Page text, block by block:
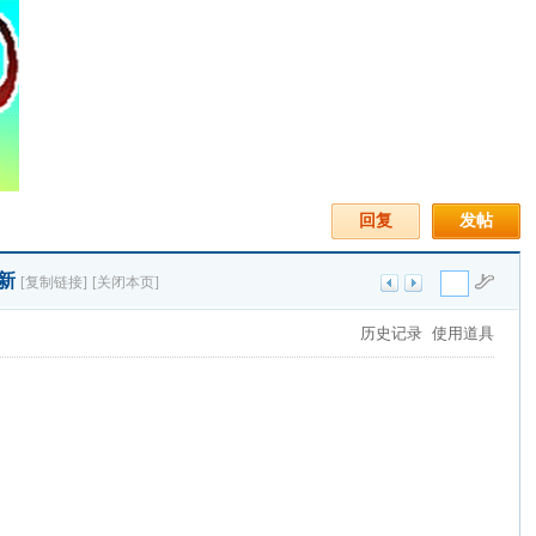
发帖
回复
[复制链接] [关闭本页]
历史记录 使用道具